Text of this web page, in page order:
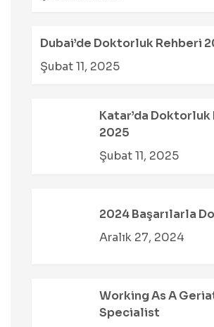
Dubai’de Doktorluk Rehberi
Şubat 11, 2025
Katar’da Doktorluk
2025
Şubat 11, 2025
2024 Başarılarla
Aralık 27, 2024
Working As A
Specialist